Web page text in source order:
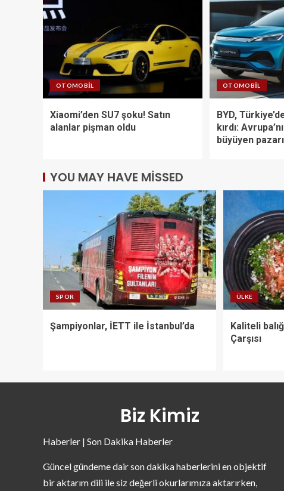
OTOMOBIL
Xiaomi’den SU7 şoku! Satın
alanlar pişman oldu
OTOMOBIL
BYD,
kırdı:
büyüyen
YOU MAY HAVE MISSED
SPOR
Şampiyonlar, İETT ile İstanbul’da
ÜLKE
Kaliteli
Çarşısı
Biz Kimiz
Haberler | Son Dakika Haberler
Güncel gündeme dair son dakika haberlerini en objektif
bir aktarım dili ile siz değerli okurlarımıza aktarırken,